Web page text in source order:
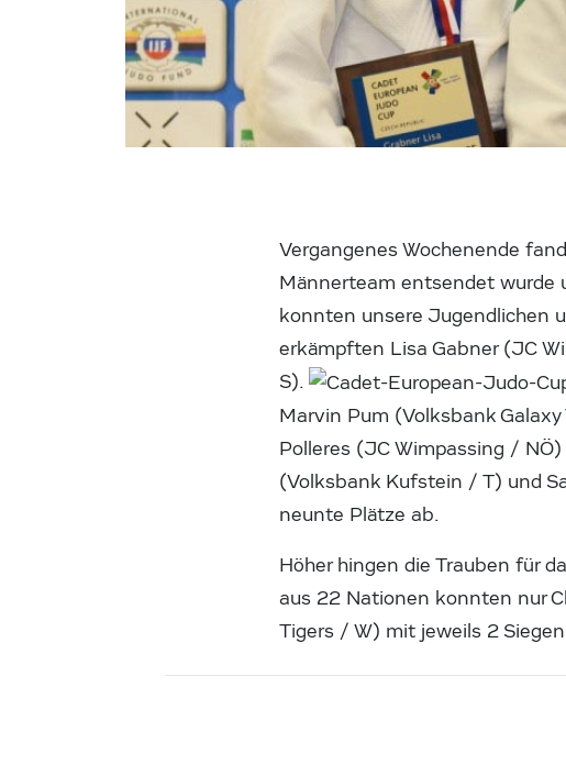
Vergangenes Wochenende
Männerteam entsendet wurde
konnten unsere Jugendlichen
erkämpften Lisa Gabner (JC
S).
Marvin Pum (Volksbank
Polleres (JC Wimpassing /
(Volksbank Kufstein / T) und
neunte Plätze ab.
Höher hingen die Trauben für
aus 22 Nationen konnten nur
Tigers / W) mit jeweils 2